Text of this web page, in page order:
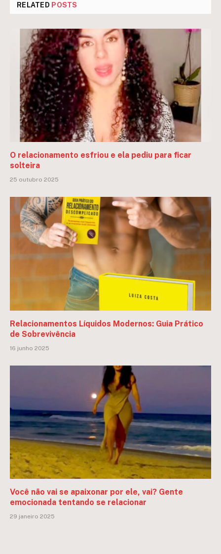
RELATED POSTS
O relacionamento esfriou e ela pediu para ficar
solteira
25 outubro 2025
Relacionamentos Líquidos Modernos: Guia Prático
de Sobrevivência
16 junho 2025
Você não vai se apaixonar por ele, vai? Gente
emocionada tentando se relacionar
29 janeiro 2025